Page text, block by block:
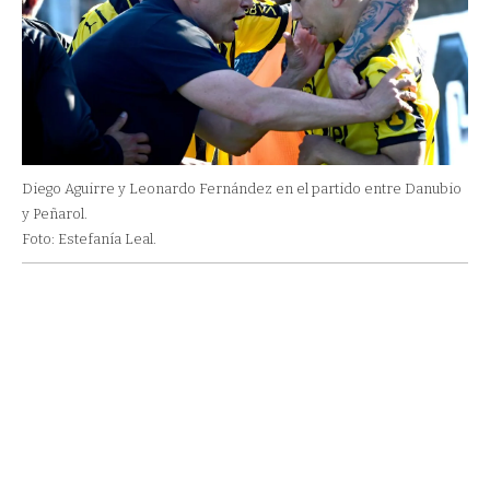
Diego Aguirre y Leonardo Fernández en el partido entre Danubio
y Peñarol.
Foto: Estefanía Leal.